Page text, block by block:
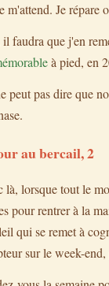
m'attend. Je répare
faudra que j'en
à pied, en
peut pas dire que
au bercail, 2
là, lorsque tout le
pour rentrer à la
qui se remet à
sur le week-